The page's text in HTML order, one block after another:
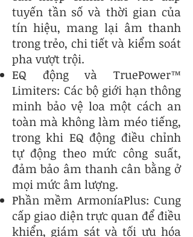
tuyến tần số và thời gian của
tín hiệu, mang lại âm thanh
trong trẻo, chi tiết và kiểm soát
pha vượt trội.
EQ động và TruePower™
Limiters: Các bộ giới hạn thông
minh bảo vệ loa một cách an
toàn mà không làm méo tiếng,
trong khi EQ động điều chỉnh
tự động theo mức công suất,
đảm bảo âm thanh cân bằng ở
mọi mức âm lượng.
Phần mềm ArmoníaPlus: Cung
cấp giao diện trực quan để điều
khiển, giám sát và tối ưu hóa